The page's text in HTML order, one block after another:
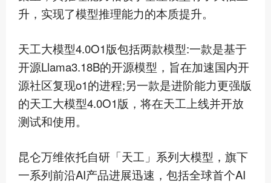
升，实现了模型推理能力的本质提升。
天工大模型4.0O1版包括两款模型:一款是基于
开源Llama3.18B的开源模型，旨在加速国内开
源社区复现o1的进程;另一款是进阶能力更强版
的天工大模型4.0O1版，将在天工上线并开放
测试和使用。
昆仑万维依托自研「天工」系列大模型，旗下
一系列前沿AI产品进展迅速，包括全球首个AI